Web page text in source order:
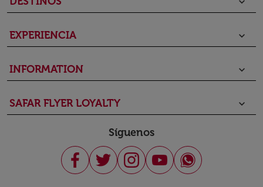
EXPERIENCIA keyboard_arrow_down
INFORMATION keyboard_arrow_down
SAFAR FLYER LOYALTY keyboard_arrow_down
Síguenos